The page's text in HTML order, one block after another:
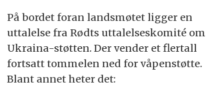
På bordet foran landsmøtet ligger en
uttalelse fra Rødts uttalelseskomité om
Ukraina-støtten. Der vender et flertall
fortsatt tommelen ned for våpenstøtte.
Blant annet heter det: